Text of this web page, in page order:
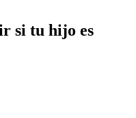
si tu hijo es